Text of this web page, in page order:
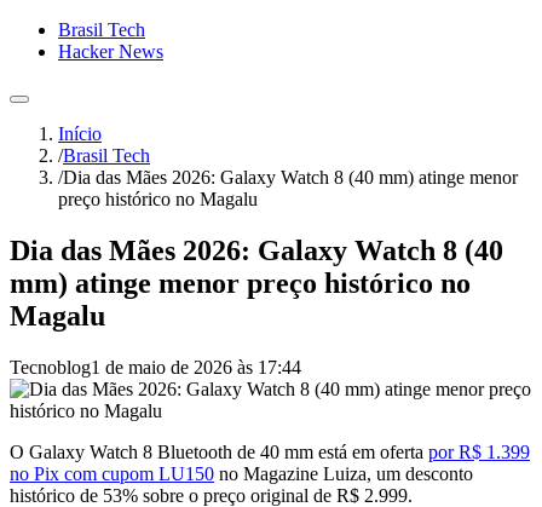
Brasil Tech
Hacker News
Início
/Brasil Tech
/Dia das Mães 2026: Galaxy Watch 8 (40 mm) atinge menor
preço histórico no Magalu
Dia das Mães 2026: Galaxy Watch 8 (40
mm) atinge menor preço histórico no
Magalu
Tecnoblog1 de maio de 2026 às 17:44
O Galaxy Watch 8 Bluetooth de 40 mm está em oferta por R$ 1.399
no Pix com cupom LU150 no Magazine Luiza, um desconto
histórico de 53% sobre o preço original de R$ 2.999.